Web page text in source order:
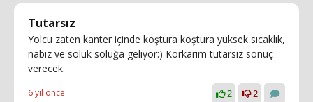
Tutarsız
Yolcu zaten kanter içinde koştura koştura yüksek sıcaklık,
nabız ve soluk soluğa geliyor:) Korkarım tutarsız sonuç
verecek.
6 yıl önce 2 2